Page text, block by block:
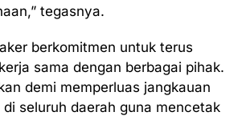
tegasnya.
berkomitmen untuk terus
sama dengan berbagai pihak.
demi memperluas jangkauan
seluruh daerah guna mencetak